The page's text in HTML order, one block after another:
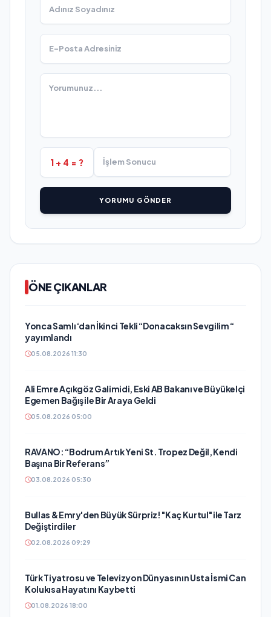
1 + 4 = ?
YORUMU GÖNDER
ÖNE ÇIKANLAR
Yonca Samlı ‘dan İkinci Tekli “Donacaksın Sevgilim “
yayımlandı
05.08.2026 11:30
Ali Emre Açıkgöz Galimidi, Eski AB Bakanı ve Büyükelçi
Egemen Bağış ile Bir Araya Geldi
05.08.2026 05:00
RAVANO: “Bodrum Artık Yeni St. Tropez Değil, Kendi
Başına Bir Referans”
03.08.2026 05:30
Bullas & Emry'den Büyük Sürpriz! "Kaç Kurtul" ile Tarz
Değiştirdiler
02.08.2026 09:29
Türk Tiyatrosu ve Televizyon Dünyasının Usta İsmi Can
Kolukısa Hayatını Kaybetti
01.08.2026 18:00